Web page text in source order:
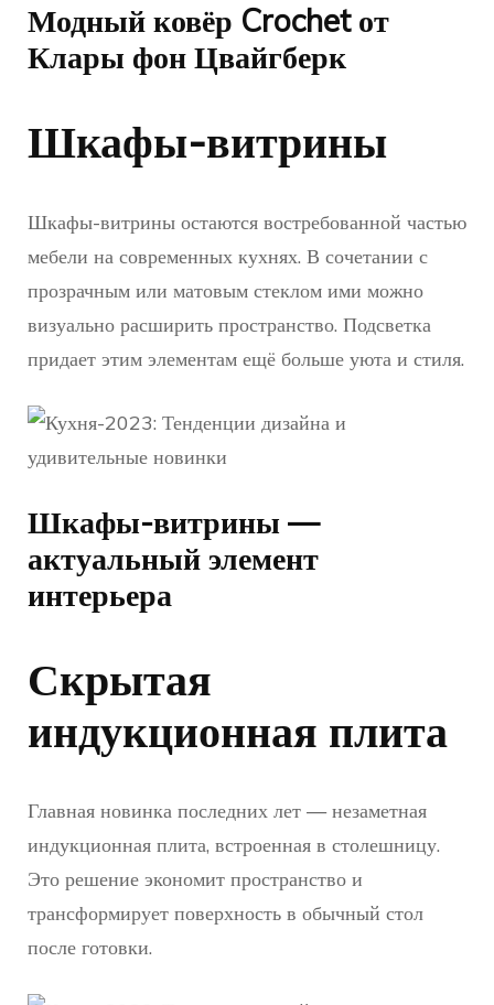
Модный ковёр Crochet от
Клары фон Цвайгберк
Шкафы-витрины
Шкафы-витрины остаются востребованной частью
мебели на современных кухнях. В сочетании с
прозрачным или матовым стеклом ими можно
визуально расширить пространство. Подсветка
придает этим элементам ещё больше уюта и стиля.
Шкафы-витрины —
актуальный элемент
интерьера
Скрытая
индукционная плита
Главная новинка последних лет — незаметная
индукционная плита, встроенная в столешницу.
Это решение экономит пространство и
трансформирует поверхность в обычный стол
после готовки.